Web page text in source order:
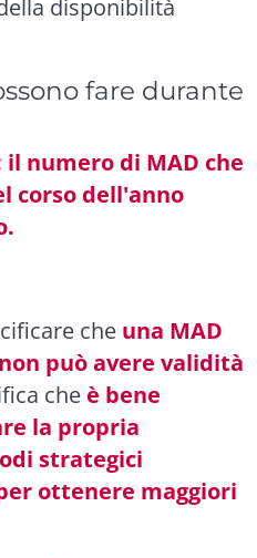
disponibilità
fare durante
numero di MAD che
corso dell'anno
che una MAD
può avere validità
che è bene
la propria
strategici
ottenere maggiori